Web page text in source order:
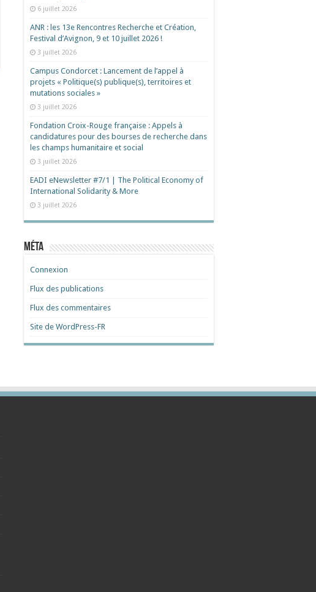
6 juillet 2026
ANR : les 13e Rencontres Recherche et Création,
Festival d’Avignon, 9 et 10 juillet 2026 !
3 juillet 2026
Campus Condorcet : Lancement de l’appel à
projets « Politique(s) publique(s), territoires et
mutations sociales »
3 juillet 2026
Fondation Croix-Rouge française : Appels à
candidatures pour des bourses de recherche dans
les champs humanitaire et social
3 juillet 2026
EADI eNewsletter #7/1 | The Political Economy of
International Solidarity & More
3 juillet 2026
Méta
Connexion
Flux des publications
Flux des commentaires
Site de WordPress-FR